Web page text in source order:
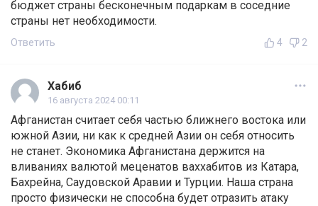
бюджет страны бесконечным подаркам в соседние
страны нет необходимости.
Ответить 4 2
Хабиб
16 августа 2024 00:11
Афганистан считает себя частью ближнего востока или
южной Азии, ни как к средней Азии он себя относить
не станет. Экономика Афганистана держится на
вливаниях валютой меценатов ваххабитов из Катара,
Бахрейна, Саудовской Аравии и Турции. Наша страна
просто физически не способна будет отразить атаку